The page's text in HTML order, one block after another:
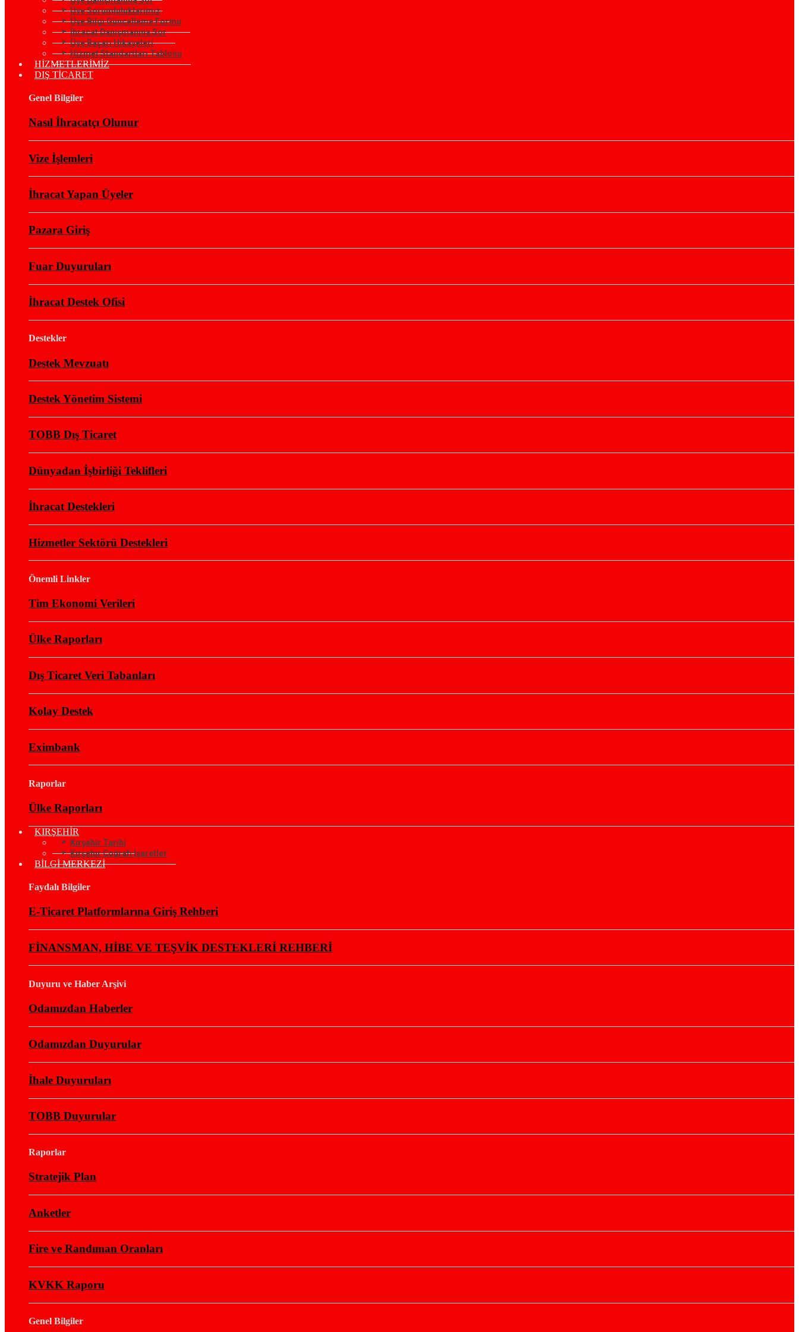
Üye Sorumluluklarımız
Üye Bilgi Güncelleme Formu
İhracat Danışmanına Sor
Üye Başarı Hikayeleri
Hizmet Standartları Tablosu
HİZMETLERİMİZ
DIŞ TİCARET
Genel Bilgiler
Nasıl İhracatçı Olunur
Vize İşlemleri
İhracat Yapan Üyeler
Pazara Giriş
Fuar Duyuruları
İhracat Destek Ofisi
Destekler
Destek Mevzuatı
Destek Yönetim Sistemi
TOBB Dış Ticaret
Dünyadan İşbirliği Teklifleri
İhracat Destekleri
Hizmetler Sektörü Destekleri
Önemli Linkler
Tim Ekonomi Verileri
Ülke Raporları
Dış Ticaret Veri Tabanları
Kolay Destek
Eximbank
Raporlar
Ülke Raporları
KIRŞEHİR
Kırşehir Tarihi
Kırşehir Coğrafi İşaretler
BİLGİ MERKEZİ
Faydalı Bilgiler
E-Ticaret Platformlarına Giriş Rehberi
FİNANSMAN, HİBE VE TEŞVİK DESTEKLERİ REHBERİ
Duyuru ve Haber Arşivi
Odamızdan Haberler
Odamızdan Duyurular
İhale Duyuruları
TOBB Duyurular
Raporlar
Stratejik Plan
Anketler
Fire ve Randıman Oranları
KVKK Raporu
Genel Bilgiler